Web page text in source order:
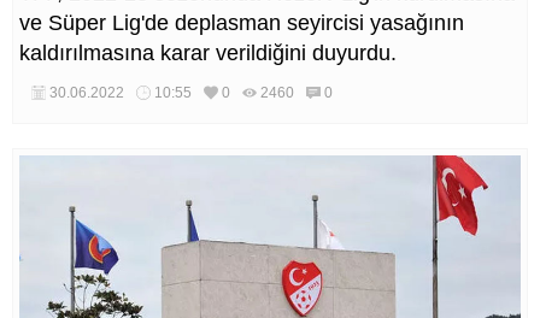
ve Süper Lig'de deplasman seyircisi yasağının
kaldırılmasına karar verildiğini duyurdu.
30.06.2022 10:55 0 2460 0